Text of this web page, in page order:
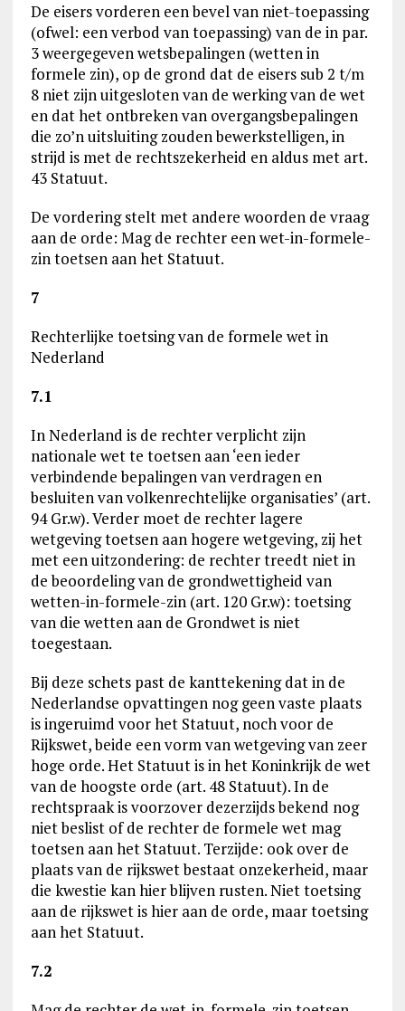
De eisers vorderen een bevel van niet-toepassing
(ofwel: een verbod van toepassing) van de in par.
3 weergegeven wetsbepalingen (wetten in
formele zin), op de grond dat de eisers sub 2 t/m
8 niet zijn uitgesloten van de werking van de wet
en dat het ontbreken van overgangsbepalingen
die zo’n uitsluiting zouden bewerkstelligen, in
strijd is met de rechtszekerheid en aldus met art.
43 Statuut.
De vordering stelt met andere woorden de vraag
aan de orde: Mag de rechter een wet-in-formele-
zin toetsen aan het Statuut.
7
Rechterlijke toetsing van de formele wet in
Nederland
7.1
In Nederland is de rechter verplicht zijn
nationale wet te toetsen aan ‘een ieder
verbindende bepalingen van verdragen en
besluiten van volkenrechtelijke organisaties’ (art.
94 Gr.w). Verder moet de rechter lagere
wetgeving toetsen aan hogere wetgeving, zij het
met een uitzondering: de rechter treedt niet in
de beoordeling van de grondwettigheid van
wetten-in-formele-zin (art. 120 Gr.w): toetsing
van die wetten aan de Grondwet is niet
toegestaan.
Bij deze schets past de kanttekening dat in de
Nederlandse opvattingen nog geen vaste plaats
is ingeruimd voor het Statuut, noch voor de
Rijkswet, beide een vorm van wetgeving van zeer
hoge orde. Het Statuut is in het Koninkrijk de wet
van de hoogste orde (art. 48 Statuut). In de
rechtspraak is voorzover dezerzijds bekend nog
niet beslist of de rechter de formele wet mag
toetsen aan het Statuut. Terzijde: ook over de
plaats van de rijkswet bestaat onzekerheid, maar
die kwestie kan hier blijven rusten. Niet toetsing
aan de rijkswet is hier aan de orde, maar toetsing
aan het Statuut.
7.2